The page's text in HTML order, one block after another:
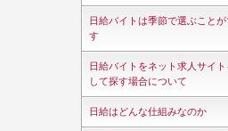
日給バイトは季節で選ぶことが
す
日給バイトをネット求人サイト
して探す場合について
日給はどんな仕組みなのか